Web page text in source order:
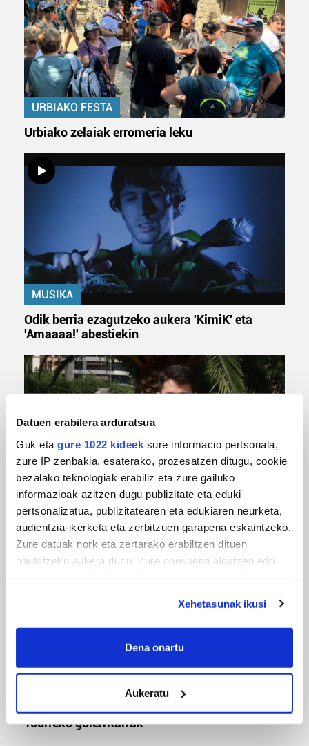
Datuen erabilera arduratsua
Guk eta gure 1022 kideek sure informacio pertsonala,
zure IP zenbakia, esaterako, prozesatzen ditugu, cookie
bezalako teknologiak erabiliz eta zure gailuko
informazioak azitzen dugu publizitate eta eduki
pertsonalizatua, publizitatearen eta edukiaren neurketa,
audientzia-ikerketa eta zerbitzuen garapena eskaintzeko.
Zure datuak nork eta zertarako erabiltzen dituen
hautatzeko aukera duzu. Zure onespena aldatzen edo
If you allow, we would also like to:
Collect information about your geographical
meters
Identify your device by actively scanning it for
specific characteristics (fingerprinting)
Find out more about how your personal data is processed
Xehetasunak ikusi
Dena onartu
Aukeratu
URBIAKO FESTA
Urbiako zelaiak erromeria leku
MUSIKA
Odik berria ezagutzeko aukera 'KimiK' eta
'Amaaaa!' abestiekin
MUSA
Euxebio eta Ekaitz Zabala: Zumarragako mus
txapelketa irabazi duten aita-semeak
TXIRRINDULARITZA
Tourreko goierritarrak